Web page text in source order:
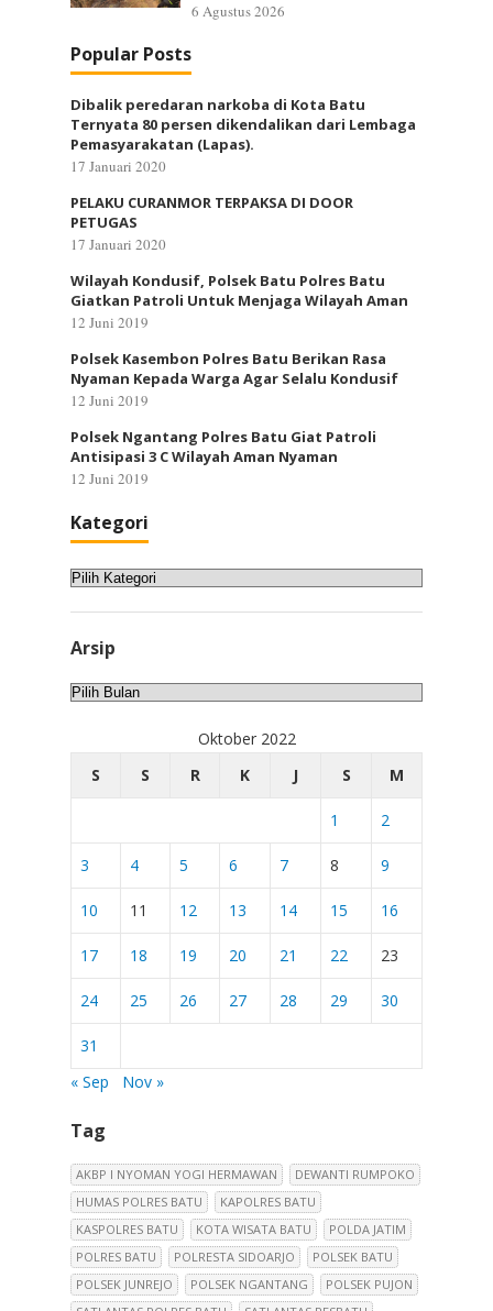
6 Agustus 2026
Popular Posts
Dibalik peredaran narkoba di Kota Batu
Ternyata 80 persen dikendalikan dari Lembaga
Pemasyarakatan (Lapas).
17 Januari 2020
PELAKU CURANMOR TERPAKSA DI DOOR
PETUGAS
17 Januari 2020
Wilayah Kondusif, Polsek Batu Polres Batu
Giatkan Patroli Untuk Menjaga Wilayah Aman
12 Juni 2019
Polsek Kasembon Polres Batu Berikan Rasa
Nyaman Kepada Warga Agar Selalu Kondusif
12 Juni 2019
Polsek Ngantang Polres Batu Giat Patroli
Antisipasi 3 C Wilayah Aman Nyaman
12 Juni 2019
Kategori
Kategori
Arsip
Arsip
Oktober 2022
S
S R K J S M
1 2
3 4 5 6 7 8 9
10 11 12 13 14 15 16
17 18 19 20 21 22 23
24 25 26 27 28 29 30
31
« Sep
Nov »
Tag
AKBP I NYOMAN YOGI HERMAWAN
DEWANTI RUMPOKO
HUMAS POLRES BATU
KAPOLRES BATU
KASPOLRES BATU
KOTA WISATA BATU
POLDA JATIM
POLRES BATU
POLRESTA SIDOARJO
POLSEK BATU
POLSEK JUNREJO
POLSEK NGANTANG
POLSEK PUJON